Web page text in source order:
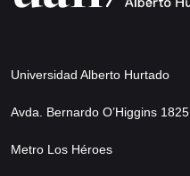
Universidad Alberto Hurtado
Avda. Bernardo O’Higgins 1825
Metro Los Héroes